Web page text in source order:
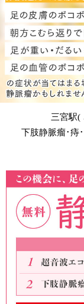
三宮駅(
下肢静脈瘤･痔